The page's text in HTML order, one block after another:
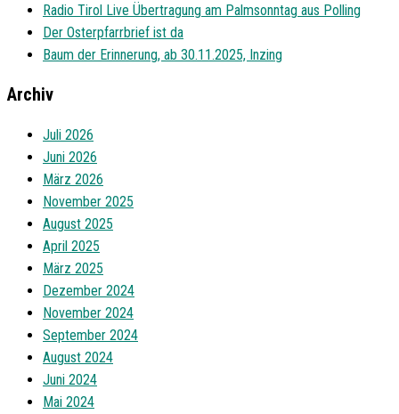
Radio Tirol Live Übertragung am Palmsonntag aus Polling
Der Osterpfarrbrief ist da
Baum der Erinnerung, ab 30.11.2025, Inzing
Archiv
Juli 2026
Juni 2026
März 2026
November 2025
August 2025
April 2025
März 2025
Dezember 2024
November 2024
September 2024
August 2024
Juni 2024
Mai 2024